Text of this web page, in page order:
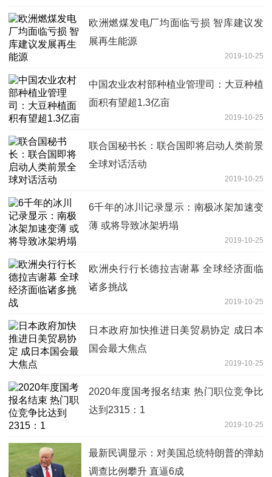
欧洲燃煤发电厂均面临亏损 智库建议发
展再生能源
2019-10-25
中国农业农村部种植业管理司：大豆种植
面积有望超1.3亿亩
2019-10-25
联合国秘书长：联合国即将启动人类前景
全球对话活动
2019-10-25
6千年的冰川记录显示：南极冰架加速变
薄 或将导致冰架坍塌
2019-10-25
欧洲央行行长德拉吉谢幕 全球经济面临
诸多挑战
2019-10-25
日本政府加快推进日美贸易协定 成日本
国会最大焦点
2019-10-25
2020年度国考报名结束 热门职位竞争比
达到2315：1
2019-10-25
最新民调显示：对美国总统特朗普的弹劾
调查比例攀升 直逼6成